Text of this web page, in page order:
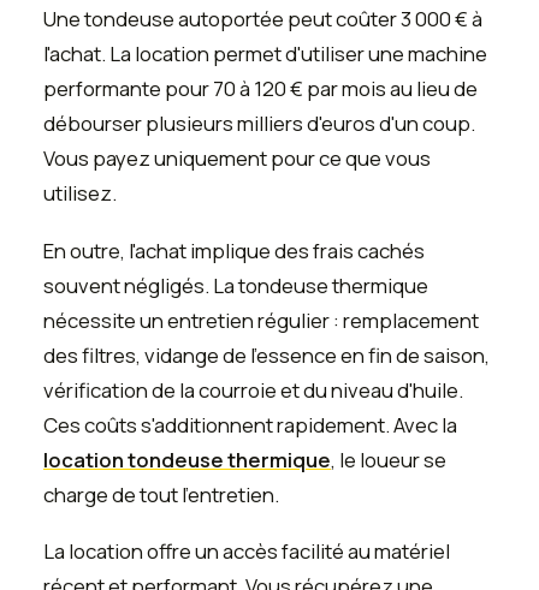
Une tondeuse autoportée peut coûter 3 000 € à
l'achat. La location permet d'utiliser une machine
performante pour 70 à 120 € par mois au lieu de
débourser plusieurs milliers d'euros d'un coup.
Vous payez uniquement pour ce que vous
utilisez.
En outre, l'achat implique des frais cachés
souvent négligés. La tondeuse thermique
nécessite un entretien régulier : remplacement
des filtres, vidange de l'essence en fin de saison,
vérification de la courroie et du niveau d'huile.
Ces coûts s'additionnent rapidement. Avec la
location tondeuse thermique, le loueur se
charge de tout l'entretien.
La location offre un accès facilité au matériel